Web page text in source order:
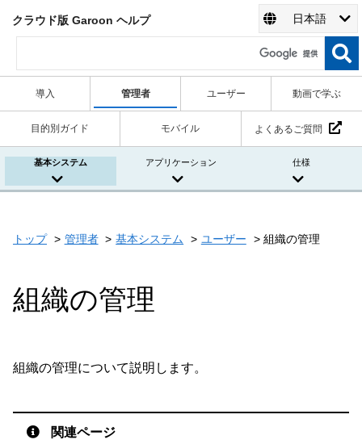
クラウド版 Garoon ヘルプ 日本語
導入 管理者 ユーザー 動画で学ぶ
目的別ガイド モバイル よくあるご質問
基本システム アプリケーション 仕様
トップ 管理者 基本システム ユーザー 組織の管理
組織の管理
組織の管理について説明します。
関連ページ